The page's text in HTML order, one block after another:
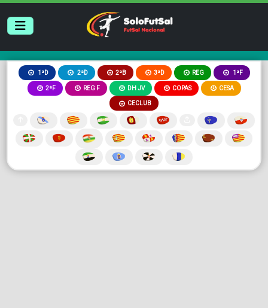
1ªD 2ªD 2ªB 3ªD REG 1ªF
2ªF REG F DH JV COPAS CESA
CECLUB